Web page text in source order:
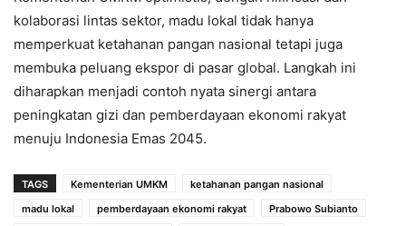
kolaborasi lintas sektor, madu lokal tidak hanya
memperkuat ketahanan pangan nasional tetapi juga
membuka peluang ekspor di pasar global. Langkah ini
diharapkan menjadi contoh nyata sinergi antara
peningkatan gizi dan pemberdayaan ekonomi rakyat
menuju Indonesia Emas 2045.
TAGS Kementerian UMKM
ketahanan pangan nasional
madu lokal
pemberdayaan ekonomi rakyat
Prabowo Subianto